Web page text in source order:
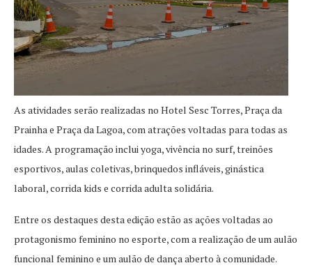
As atividades serão realizadas no Hotel Sesc Torres, Praça da
Prainha e Praça da Lagoa, com atrações voltadas para todas as
idades. A programação inclui yoga, vivência no surf, treinões
esportivos, aulas coletivas, brinquedos infláveis, ginástica
laboral, corrida kids e corrida adulta solidária.
Entre os destaques desta edição estão as ações voltadas ao
protagonismo feminino no esporte, com a realização de um aulão
funcional feminino e um aulão de dança aberto à comunidade.